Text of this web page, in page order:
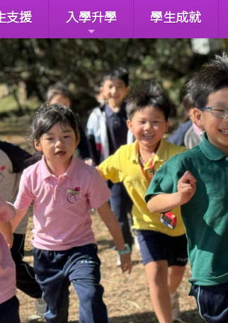
支援 入學升學 學生成就